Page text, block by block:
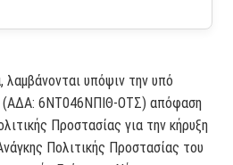
λαμβάνονται υπόψιν την υπό
(ΑΔΑ: 6ΝΤ046ΝΠΙΘ-ΟΤΣ) απόφαση
Προστασίας για την κήρυξη
Πολιτικής Προστασίας του